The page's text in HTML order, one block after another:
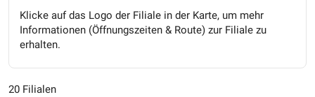
Klicke auf das Logo der Filiale in der Karte, um mehr
Informationen (Öffnungszeiten & Route) zur Filiale zu
erhalten.
20 Filialen